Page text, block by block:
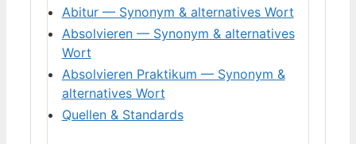
Abitur — Synonym & alternatives Wort
Absolvieren — Synonym & alternatives
Wort
Absolvieren Praktikum — Synonym &
alternatives Wort
Quellen & Standards